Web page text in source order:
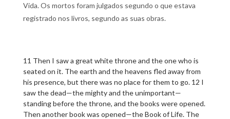
Vida. Os mortos foram julgados segundo o que estava
registrado nos livros, segundo as suas obras.
11 Then I saw a great white throne and the one who is
seated on it. The earth and the heavens fled away from
his presence, but there was no place for them to go. 12 I
saw the dead—the mighty and the unimportant—
standing before the throne, and the books were opened.
Then another book was opened—the Book of Life. The